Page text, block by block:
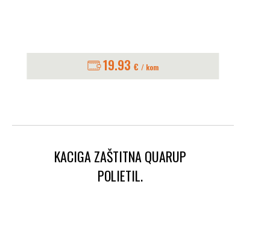
19.93 € / kom
KACIGA ZAŠTITNA QUARUP
POLIETIL.